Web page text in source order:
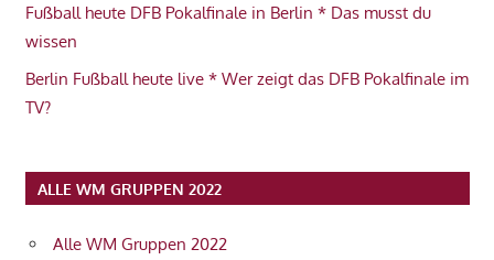
Fußball heute DFB Pokalfinale in Berlin * Das musst du
wissen
Berlin Fußball heute live * Wer zeigt das DFB Pokalfinale im
TV?
ALLE WM GRUPPEN 2022
Alle WM Gruppen 2022